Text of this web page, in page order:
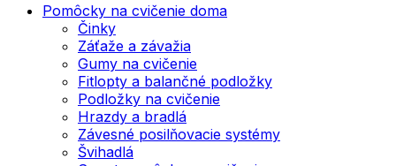
Pomôcky na cvičenie doma
Činky
Záťaže a závažia
Gumy na cvičenie
Fitlopty a balančné podložky
Podložky na cvičenie
Hrazdy a bradlá
Závesné posilňovacie systémy
Švihadlá